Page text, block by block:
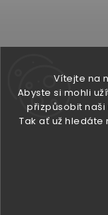
Vítejte na
Abyste si mohli
přizpůsobit
Tak ať už